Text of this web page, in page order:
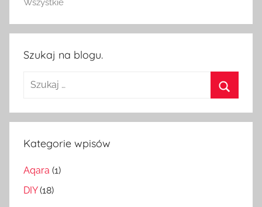
t
Wszystkie
Szukaj na blogu.
Szukaj:
Kategorie wpisów
Aqara (1)
DIY(18)